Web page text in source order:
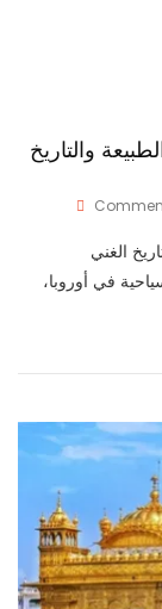
والتاريخ
البوسنة:
الغني
في أوروبا،